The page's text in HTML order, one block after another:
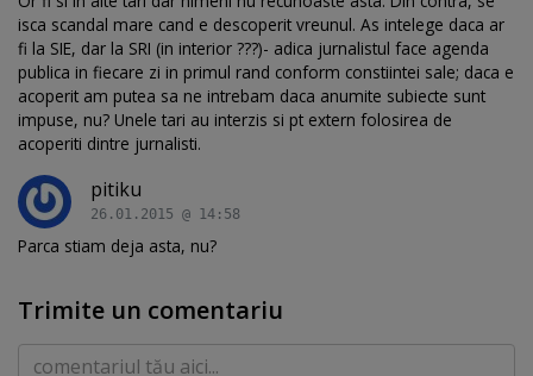
isca scandal mare cand e descoperit vreunul. As intelege daca ar
fi la SIE, dar la SRI (in interior ???)- adica jurnalistul face agenda
publica in fiecare zi in primul rand conform constiintei sale; daca e
acoperit am putea sa ne intrebam daca anumite subiecte sunt
impuse, nu? Unele tari au interzis si pt extern folosirea de
acoperiti dintre jurnalisti.
pitiku
26.01.2015 @ 14:58
Parca stiam deja asta, nu?
Trimite un comentariu
Comentariu